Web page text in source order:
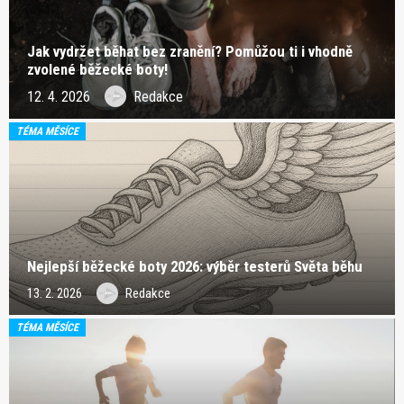
Jak vydržet běhat bez zranění? Pomůžou ti i vhodně
zvolené běžecké boty!
12. 4. 2026 Redakce
TÉMA MĚSÍCE
Nejlepší běžecké boty 2026: výběr testerů Světa běhu
13. 2. 2026 Redakce
TÉMA MĚSÍCE